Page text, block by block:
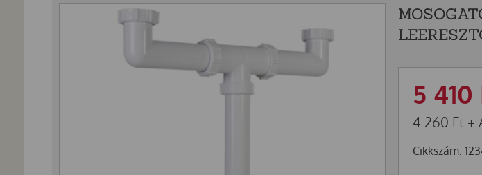
5 410
4 260 Ft +
Cikkszám: